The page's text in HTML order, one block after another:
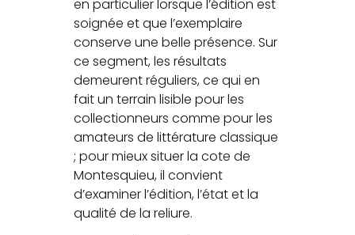
en particulier lorsque l’édition est
soignée et que l’exemplaire
conserve une belle présence. Sur
ce segment, les résultats
demeurent réguliers, ce qui en
fait un terrain lisible pour les
collectionneurs comme pour les
amateurs de littérature classique
; pour mieux situer la cote de
Montesquieu, il convient
d’examiner l’édition, l’état et la
qualité de la reliure.